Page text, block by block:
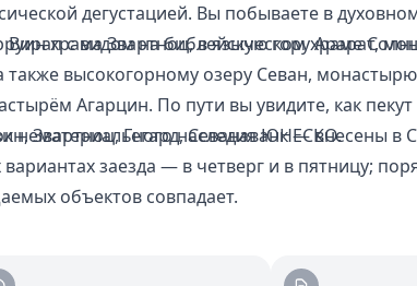
дегустацией. Вы побываете в
храма Звартноц, в языческом храме
с видом на библейскую гору Арарат,
также высокогорному озеру Севан,
Агарцин. По пути вы увидите, как
нематериального наследия ЮНЕСКО.
Звартноц, Гегард, Севанаванк — внесены в
заезда — в четверг и в пятницу;
объектов совпадает.